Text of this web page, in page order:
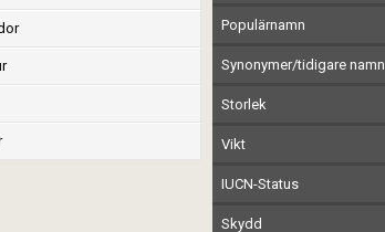
Populärnamn
Synonymer/tidigare namn
Storlek
Vikt
IUCN-Status
Skydd